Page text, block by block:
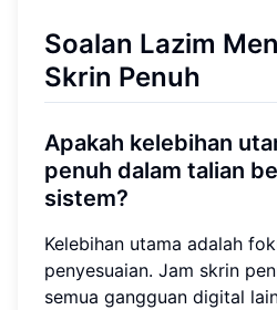
Soalan Lazim
Skrin Penuh
Apakah kelebihan
penuh dalam talian
sistem?
Kelebihan utama adalah
penyesuaian. Jam skrin
semua gangguan digital